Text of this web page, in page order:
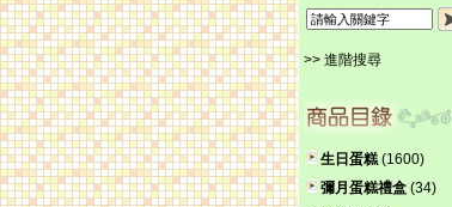
>> 進階搜尋
生日蛋糕(1600)
彌月蛋糕禮盒(34)